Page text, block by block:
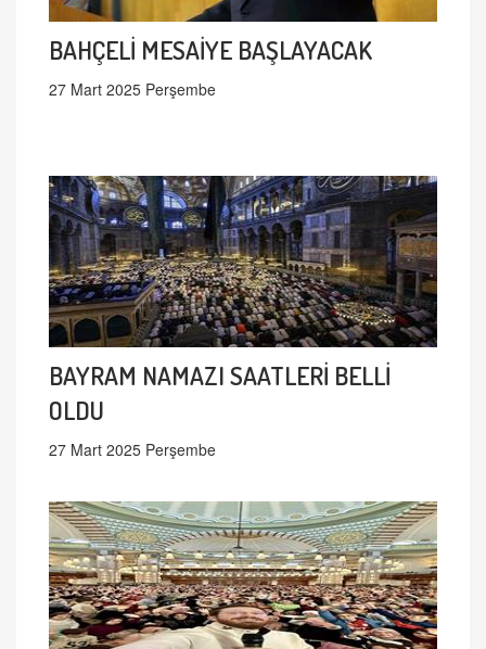
BAHÇELİ MESAİYE BAŞLAYACAK
27 Mart 2025 Perşembe
BAYRAM NAMAZI SAATLERİ BELLİ
OLDU
27 Mart 2025 Perşembe